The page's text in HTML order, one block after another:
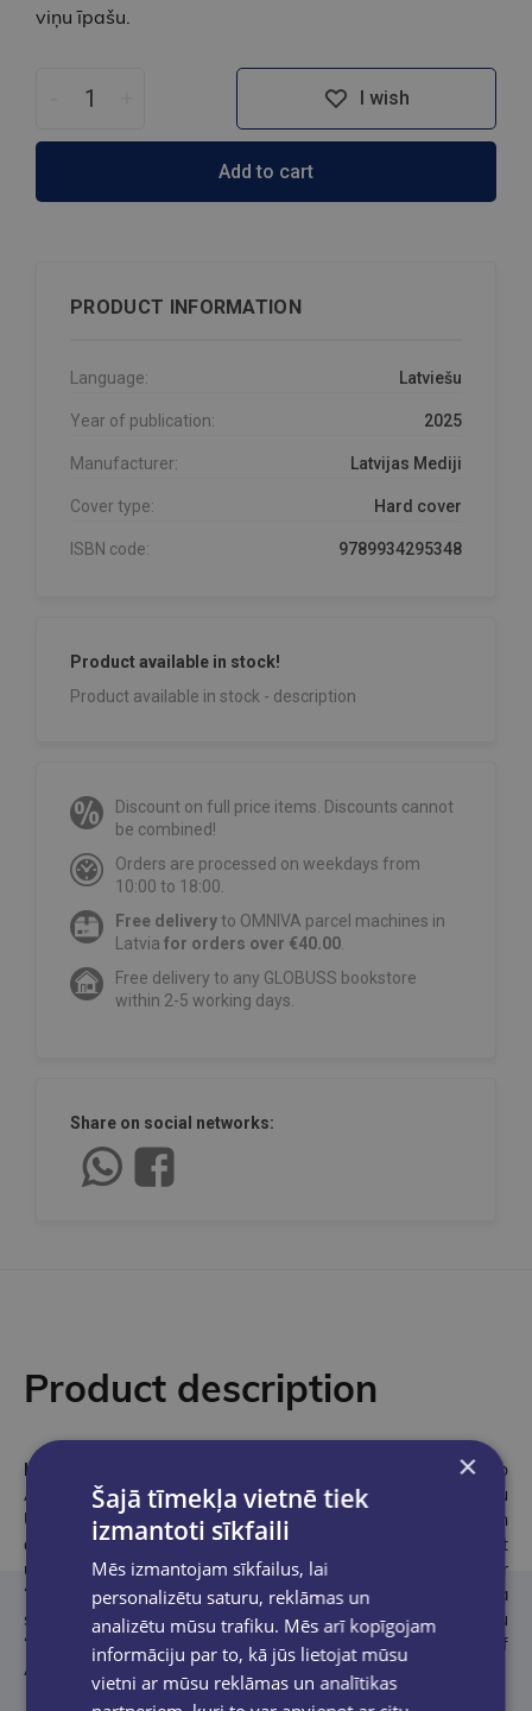
viņu īpašu.
I wish
Add to cart
PRODUCT INFORMATION
Language: Latviešu
Year of publication: 2025
Manufacturer: Latvijas Mediji
Cover type: Hard cover
ISBN code: 9789934295348
Product available in stock!
Product available in stock - description
Discount on full price items. Discounts cannot
be combined!
Orders are processed on weekdays from
10:00 to 18:00.
Free deliveryto OMNIVA parcel machines in
Latvia for orders over €40.00
Free delivery to any GLOBUSS bookstore
within 2-5 working days.
Share on social networks:
Product description
Kriss Sanderss
ir bērnu grāmatu autors un ilustrators no
Apvienotās Karalistes, ieguvis ilustrācijas bakalaura grādu
University of Northampton. Kā ilustrators viņš strādā gan
digitāli, gan tradicionāli, savos darbos izmantojot iztēli, pievēršot
uzmanību detaļām un atmosfērai, kā arī labprāt ietver
“pārspīlētu fiziku” (exaggerated physics) – tas ir viens no viņa
stila elementiem. Pirms šīs grāmatas viņš debitēja ar grāmatu
“Wish” (2019). K.Sanderss ir arī pasniedzējs Northern School of
Art.
×
Šajā tīmekļa vietnē tiek
izmantoti sīkfaili
Mēs izmantojam sīkfailus, lai
personalizētu saturu, reklāmas un
analizētu mūsu trafiku. Mēs arī kopīgojam
informāciju par to, kā jūs lietojat mūsu
vietni ar mūsu reklāmas un analītikas